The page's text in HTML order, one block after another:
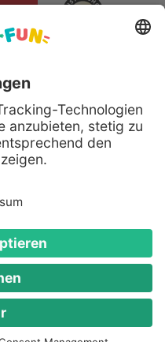
mit:
sind eingetragene
Hersteller.
for Fun GmbH - Alle